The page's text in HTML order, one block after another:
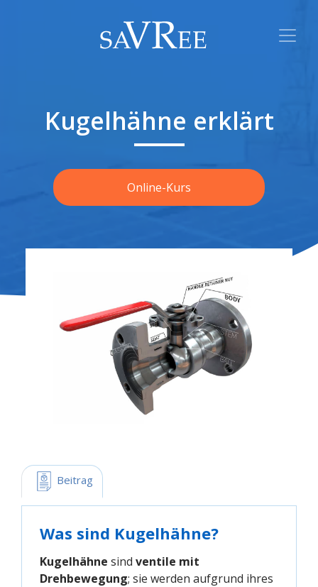
Kugelhähne erklärt
Online-Kurs
Beitrag
Was sind Kugelhähne?
Kugelhähne sind ventile mit
Drehbewegung; sie werden aufgrund ihres